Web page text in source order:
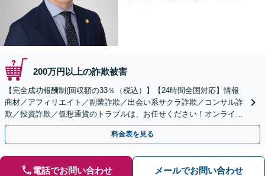
200万円以上の詐欺被害
【完全成功報酬制(回収額の33％（税込）】【24時間全国対応】情報
商材／アフィリエイト／副業詐欺／出会い系サクラ詐欺／コンサル詐
欺／投資詐欺／仮想通貨のトラブルは、お任せください！オンライン
のみで解決も可能！
料金表を見る
電話でお問い合わせ メールでお問い合わせ